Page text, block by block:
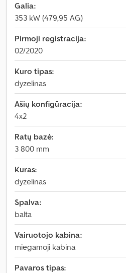
Galia:
353 kW (479,95 AG)
Pirmoji registracija:
02/2020
Kuro tipas:
dyzelinas
Ašių konfigūracija:
4x2
Ratų bazė:
3 800 mm
Kuras:
dyzelinas
Spalva:
balta
Vairuotojo kabina:
miegamoji kabina
Pavaros tipas: